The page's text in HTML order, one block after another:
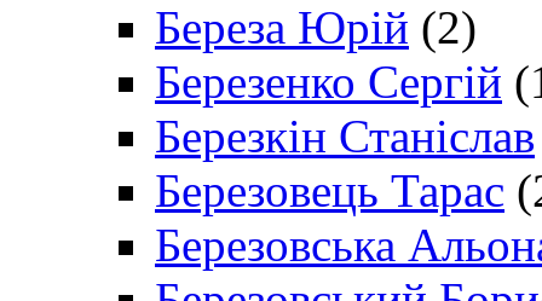
Береза Юрій (2)
Березенко Сергій
Березкін Станіслав
Березовець Тарас
Березовська